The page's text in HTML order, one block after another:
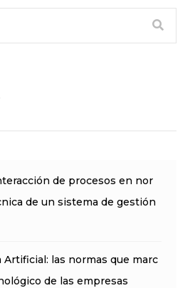
de procesos en nor
de un sistema de gestión
las normas que marc
de las empresas